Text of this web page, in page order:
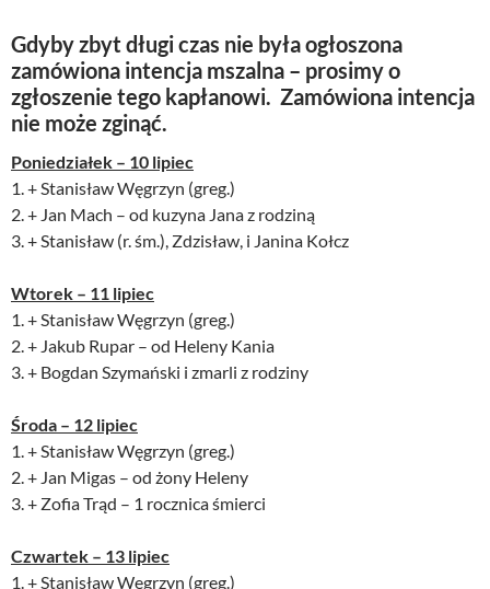
Gdyby zbyt długi czas nie była ogłoszona
zamówiona intencja mszalna – prosimy o
zgłoszenie tego kapłanowi. Zamówiona intencja
nie może zginąć.
Poniedziałek – 10 lipiec
1. + Stanisław Węgrzyn (greg.)
2. + Jan Mach – od kuzyna Jana z rodziną
3. + Stanisław (r. śm.), Zdzisław, i Janina Kołcz
Wtorek – 11 lipiec
1. + Stanisław Węgrzyn (greg.)
2. + Jakub Rupar – od Heleny Kania
3. + Bogdan Szymański i zmarli z rodziny
Środa – 12 lipiec
1. + Stanisław Węgrzyn (greg.)
2. + Jan Migas – od żony Heleny
3. + Zofia Trąd – 1 rocznica śmierci
Czwartek – 13 lipiec
1. + Stanisław Węgrzyn (greg.)